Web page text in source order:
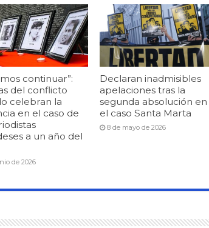
continuar”:
del conflicto
celebran la
en el caso de
a un año del
de 2026
Declaran inadmisibles
apelaciones tras la
segunda absolución en
el caso Santa Marta
8 de mayo de 2026